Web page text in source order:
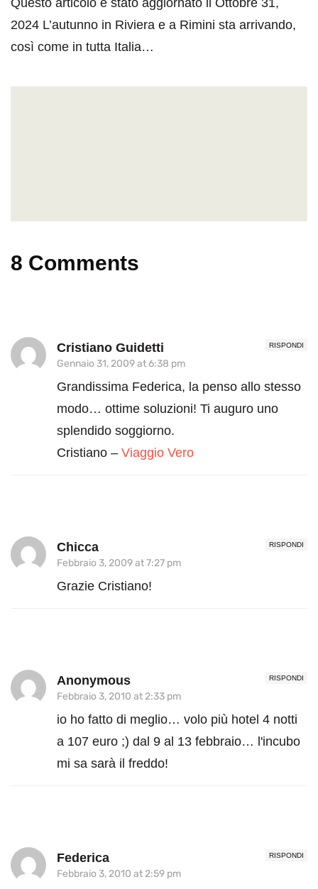
Questo articolo è stato aggiornato il Ottobre 31,
2024 L’autunno in Riviera e a Rimini sta arrivando,
così come in tutta Italia…
8 Comments
RISPONDI
Cristiano Guidetti
Gennaio 31, 2009 at 6:38 pm
Grandissima Federica, la penso allo stesso
modo… ottime soluzioni! Ti auguro uno
splendido soggiorno.
Cristiano – Viaggio Vero
RISPONDI
Chicca
Febbraio 3, 2009 at 7:27 pm
Grazie Cristiano!
RISPONDI
Anonymous
Febbraio 3, 2010 at 2:33 pm
io ho fatto di meglio… volo più hotel 4 notti
a 107 euro ;) dal 9 al 13 febbraio… l'incubo
mi sa sarà il freddo!
RISPONDI
Federica
Febbraio 3, 2010 at 2:59 pm